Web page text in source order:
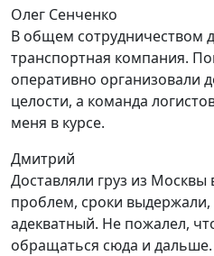
Олег Сенченко
В общем сотрудничеством
транспортная компания.
оперативно организовали
целости, а команда
меня в курсе.
Дмитрий
Доставляли груз из
проблем, сроки выдержали,
адекватный. Не пожалел,
обращаться сюда и дальше.